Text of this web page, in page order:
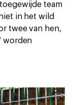
team
in het wild
twee van hen,
worden